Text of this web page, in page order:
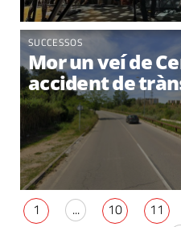
SUCCESSOS
Mor un veí de
accident de
1 ... 10 11